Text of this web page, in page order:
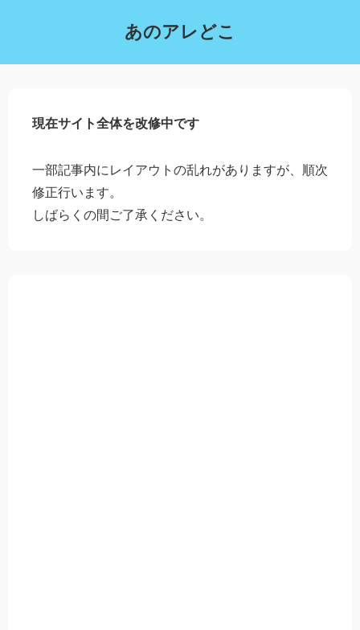
あのアレどこ
現在サイト全体を改修中です
一部記事内にレイアウトの乱れがありますが、順次
修正行います。
しばらくの間ご了承ください。